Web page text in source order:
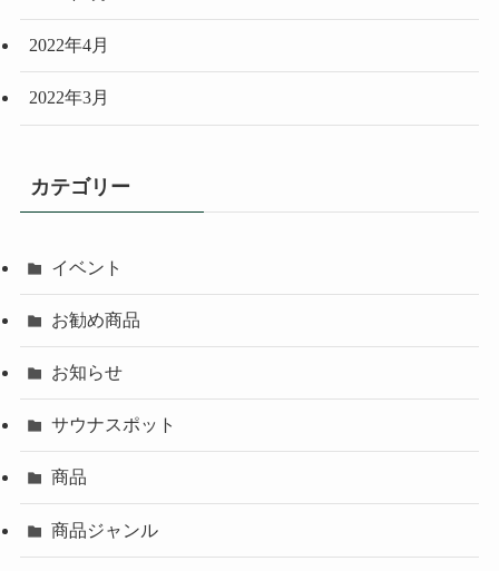
2022年4月
2022年3月
カテゴリー
イベント
お勧め商品
お知らせ
サウナスポット
商品
商品ジャンル